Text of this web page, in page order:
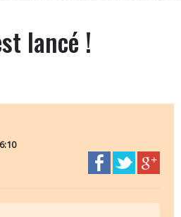
lancé !